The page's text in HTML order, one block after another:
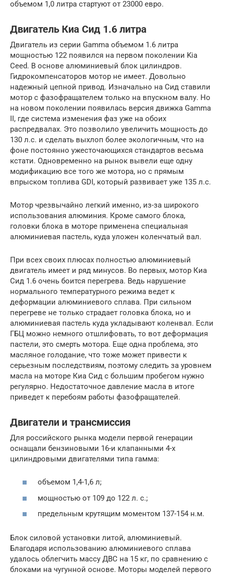
объемом 1,0 литра стартуют от 23000 евро.
Двигатель Киа Сид 1.6 литра
Двигатель из серии Gamma объемом 1.6 литра
мощностью 122 появился на первом поколении Kia
Ceed. В основе алюминиевый блок цилиндров.
Гидрокомпенсаторов мотор не имеет. Довольно
надежный цепной привод. Изначально на Сид ставили
мотор с фазофращателем только на впускном валу. Но
на новом поколении появилась версия движка Gamma
II, где система изменения фаз уже на обоих
распредвалах. Это позволило увеличить мощность до
130 л.с. и сделать выхлоп более экологичным, что на
фоне постоянно ужесточающихся стандартов весьма
кстати. Одновременно на рынок вывели еще одну
модификацию все того же мотора, но с прямым
впрыском топлива GDI, который развивает уже 135 л.с.
Мотор чрезвычайно легкий именно, из-за широкого
использования алюминия. Кроме самого блока,
головки блока в моторе применена специальная
алюминиевая пастель, куда уложен коленчатый вал.
При всех своих плюсах полностью алюминиевый
двигатель имеет и ряд минусов. Во первых, мотор Киа
Сид 1.6 очень боится перегрева. Ведь нарушение
нормального температурного режима ведет к
деформации алюминиевого сплава. При сильном
перегреве не только страдает головка блока, но и
алюминиевая пастель куда укладывают коленвал. Если
ГБЦ можно немного отшлифовать, то вот деформация
пастели, это смерть мотора. Еще одна проблема, это
масляное голодание, что тоже может привести к
серьезным последствиям, поэтому следить за уровнем
масла на моторе Киа Сид с большим пробегом нужно
регулярно. Недостаточное давление масла в итоге
приведет к перебоям работы фазофращателей.
Двигатели и трансмиссия
Для российского рынка модели первой генерации
оснащали бензиновыми 16-и клапанными 4-х
цилиндровыми двигателями типа гамма:
объемом 1,4-1,6 л;
мощностью от 109 до 122 л. с.;
предельным крутящим моментом 137-154 н.м.
Блок силовой установки литой, алюминиевый.
Благодаря использованию алюминиевого сплава
удалось облегчить массу ДВС на 15 кг, по сравнению с
блоками на чугунной основе. Моторы моделей первого